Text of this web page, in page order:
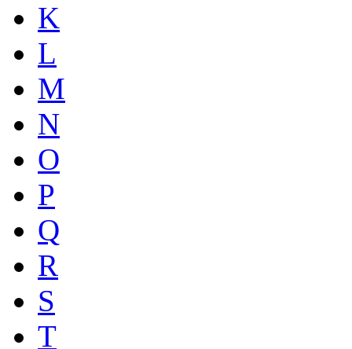
K
L
M
N
O
P
Q
R
S
T